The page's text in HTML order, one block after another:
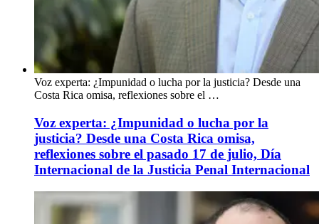
Voz experta: ¿Impunidad o lucha por la justicia? Desde una
Costa Rica omisa, reflexiones sobre el …
Voz experta: ¿Impunidad o lucha por la
justicia? Desde una Costa Rica omisa,
reflexiones sobre el pasado 17 de julio, Día
Internacional de la Justicia Penal Internacional